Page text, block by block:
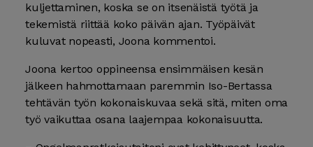
kuljettaminen, koska se on itsenäistä työtä ja
tekemistä riittää koko päivän ajan. Työpäivät
kuluvat nopeasti, Joona kommentoi.
Joona kertoo oppineensa ensimmäisen kesän
jälkeen hahmottamaan paremmin Iso-Bertassa
tehtävän työn kokonaiskuvaa sekä sitä, miten oma
työ vaikuttaa osana laajempaa kokonaisuutta.